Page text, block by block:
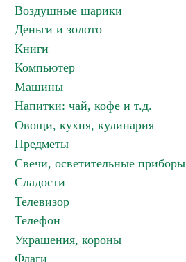
Воздушные шарики
Деньги и золото
Книги
Компьютер
Машины
Напитки: чай, кофе и т.д.
Овощи, кухня, кулинария
Предметы
Свечи, осветительные приборы
Сладости
Телевизор
Телефон
Украшения, короны
Флаги